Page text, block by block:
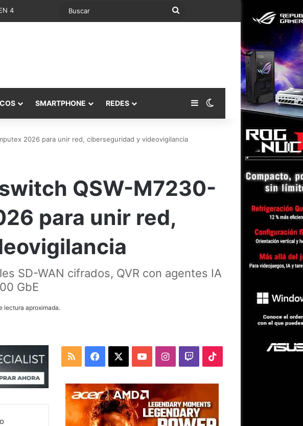
4 Buscar
SMARTPHONE REDES Barra lateral
Switch skin
2026 para unir red, ciberseguridad y videovigilancia
switch QSW-M7230-
para unir red,
SD-WAN cifrados, QVR con agentes IA
GbE
lectura aproximada.
RSS Facebook YouTubeInstagram
TwitchTikTok